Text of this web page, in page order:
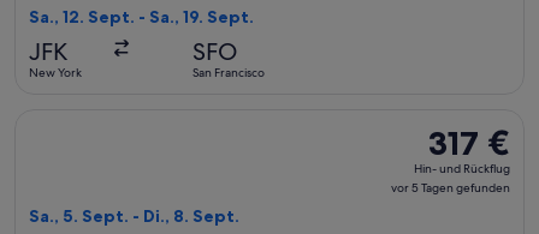
Sa., 12. Sept. - Sa., 19. Sept.
JFK
New York
SFO
San Francisco
317 €
Hin-
und
317 €
Hin- und Rückflug
vor 5 Tagen gefunden
Sa., 5. Sept. - Di., 8. Sept.